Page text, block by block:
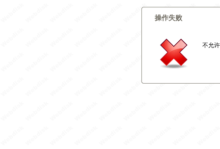
操作失败
不允